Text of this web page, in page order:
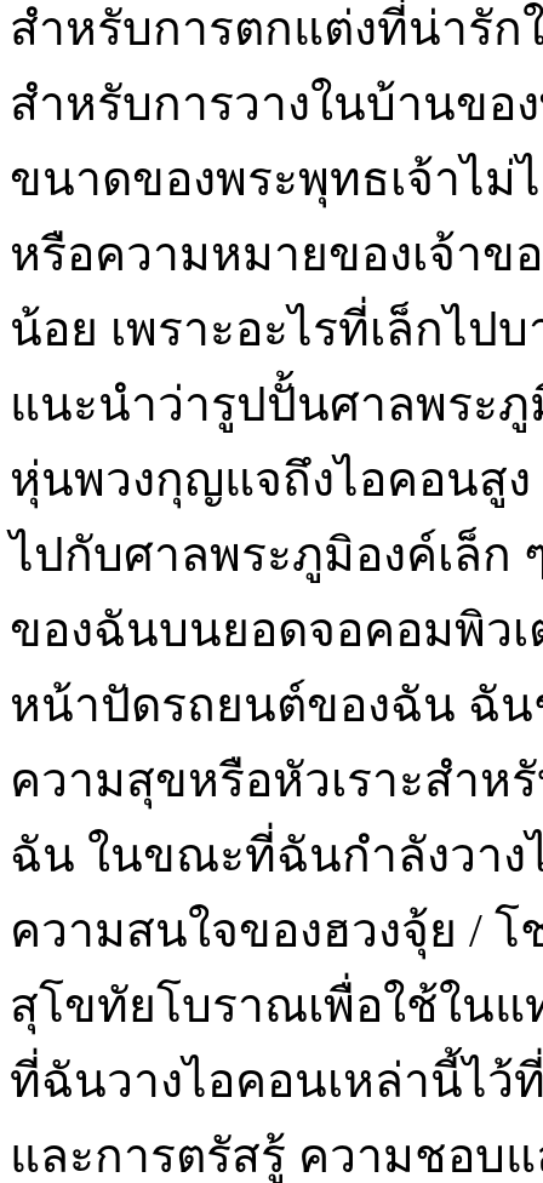
สำหรับการตกแต่งที่น่ารัก
สำหรับการวางในบ้านขอ
ขนาดของพระพุทธเจ้าไ
หรือความหมายของเจ้าข
น้อย เพราะอะไรที่เล็กไป
แนะนำว่ารูปปั้นศาลพระ
หุ่นพวงกุญแจถึงไอคอนสูง
ไปกับศาลพระภูมิองค์เล็ก
ของฉันบนยอดจอคอมพิว
หน้าปัดรถยนต์ของฉัน ฉั
ความสุขหรือหัวเราะสำห
ฉัน ในขณะที่ฉันกำลังวาง
ความสนใจของฮวงจุ้ย /
สุโขทัยโบราณเพื่อใช้ใน
ที่ฉันวางไอคอนเหล่านี้ไว้
และการตรัสรู้ ความชอบ